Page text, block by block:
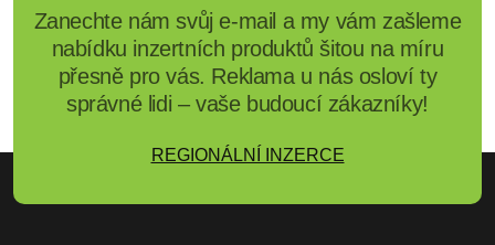
Zanechte nám svůj e-mail a my vám zašleme
nabídku inzertních produktů šitou na míru
přesně pro vás. Reklama u nás osloví ty
správné lidi – vaše budoucí zákazníky!
REGIONÁLNÍ INZERCE